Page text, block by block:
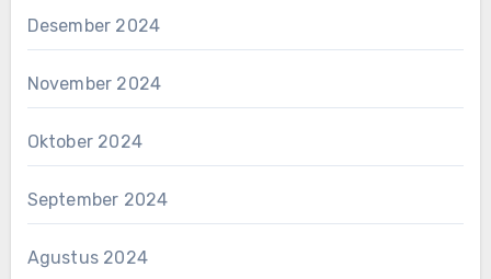
Desember 2024
November 2024
Oktober 2024
September 2024
Agustus 2024